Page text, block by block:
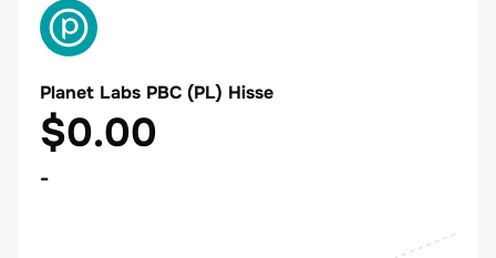
Planet Labs PBC (PL) Hisse
$0.00
-